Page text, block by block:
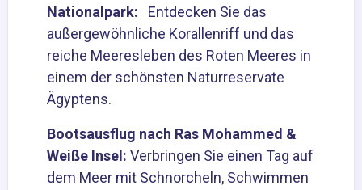
Nationalpark: Entdecken Sie das
außergewöhnliche Korallenriff und das
reiche Meeresleben des Roten Meeres in
einem der schönsten Naturreservate
Ägyptens.
Bootsausflug nach Ras Mohammed &
Weiße Insel : Verbringen Sie einen Tag auf
dem Meer mit Schnorcheln, Schwimmen